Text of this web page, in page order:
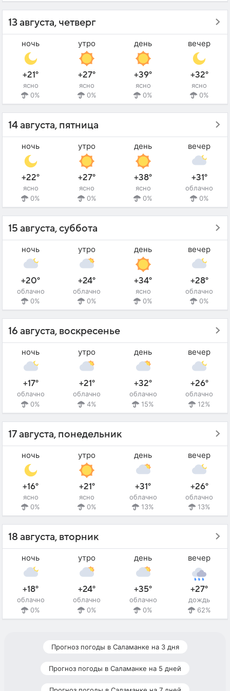
13 августа, четверг
ночь
+21°
ясно
0%
утро
+27°
ясно
0%
день
+39°
ясно
0%
вечер
+32°
ясно
0%
14 августа, пятница
ночь
+22°
ясно
0%
утро
+27°
ясно
0%
день
+38°
ясно
0%
вечер
+31°
облачно
0%
15 августа, суббота
ночь
+20°
облачно
0%
утро
+24°
облачно
0%
день
+34°
ясно
0%
вечер
+28°
облачно
0%
16 августа, воскресенье
ночь
+17°
облачно
0%
утро
+21°
облачно
4%
день
+32°
облачно
15%
вечер
+26°
облачно
12%
17 августа, понедельник
ночь
+16°
ясно
0%
утро
+21°
ясно
0%
день
+31°
облачно
13%
вечер
+26°
облачно
13%
18 августа, вторник
ночь
+18°
облачно
0%
утро
+24°
облачно
0%
день
+35°
облачно
0%
вечер
+27°
дождь
62%
Прогноз погоды в Саламанке на 3 дня
Прогноз погоды в Саламанке на 5 дней